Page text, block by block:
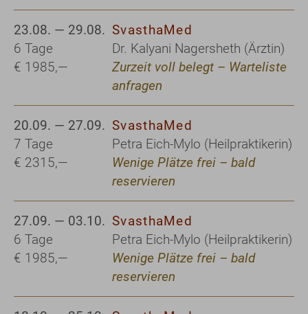
23.08. — 29.08.
6 Tage
€ 1985,—
SvasthaMed
Dr. Kalyani Nagersheth (Ärztin)
Zurzeit voll belegt – Warteliste
anfragen
20.09. — 27.09.
7 Tage
€ 2315,—
SvasthaMed
Petra Eich-Mylo (Heilpraktikerin)
Wenige Plätze frei – bald
reservieren
27.09. — 03.10.
6 Tage
€ 1985,—
SvasthaMed
Petra Eich-Mylo (Heilpraktikerin)
Wenige Plätze frei – bald
reservieren